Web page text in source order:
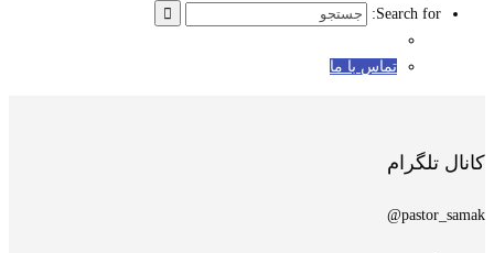
Search for:
تماس با ما
کانال تلگرام
pastor_samak@